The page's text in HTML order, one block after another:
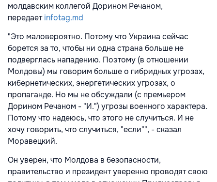
молдавским коллегой Дорином Речаном,
передаетinfotag.md
"Это маловероятно. Потому что Украина сейчас
борется за то, чтобы ни одна страна больше не
подверглась нападению. Поэтому (в отношении
Молдовы) мы говорим больше о гибридных угрозах,
кибернетических, энергетических угрозах, о
пропаганде. Но мы не обсуждали (с премьером
Дорином Речаном - "И.") угрозы военного характера.
Потому что надеюсь, что этого не случиться. И не
хочу говорить, что случиться, "если"", - сказал
Моравецкий.
Он уверен, что Молдова в безопасности,
правительство и президент уверенно проводят свою